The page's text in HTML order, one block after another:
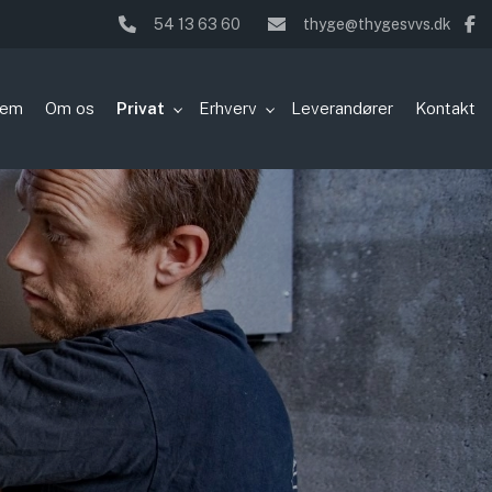
54 13 63 60 thyge@thygesvvs.dk
Om os Privat Erhverv Leverandører Kontakt